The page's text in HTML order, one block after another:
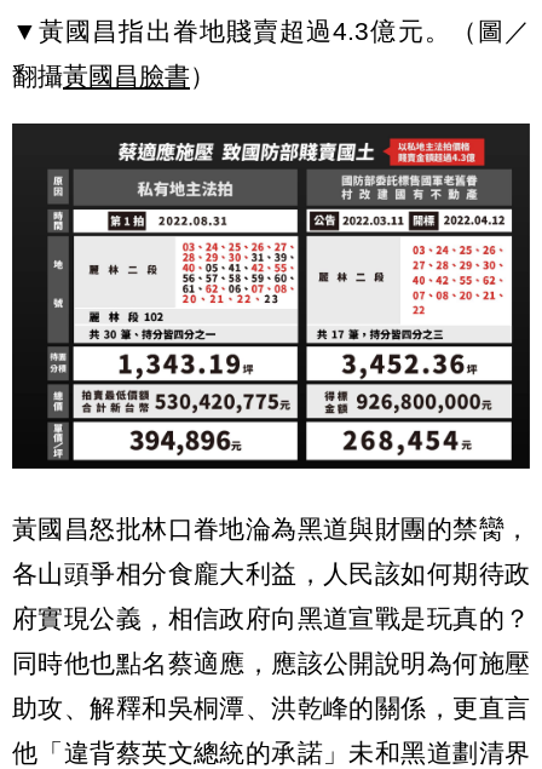
▼黃國昌指出眷地賤賣超過4.3億元。（圖／
翻攝黃國昌臉書）
黃國昌怒批林口眷地淪為黑道與財團的禁臠，
各山頭爭相分食龐大利益，人民該如何期待政
府實現公義，相信政府向黑道宣戰是玩真的？
同時他也點名蔡適應，應該公開說明為何施壓
助攻、解釋和吳桐潭、洪乾峰的關係，更直言
他「違背蔡英文總統的承諾」未和黑道劃清界